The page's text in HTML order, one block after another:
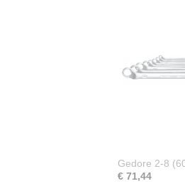
Gedore 2-8
€ 71,44